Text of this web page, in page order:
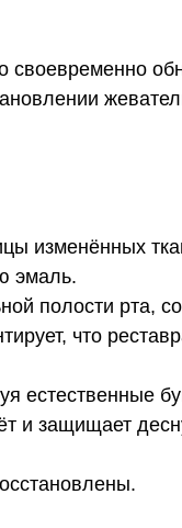
своевременно
изменённых
эмаль.
полости рта,
что
естественные
и защищает